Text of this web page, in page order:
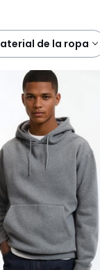
material de la ropa